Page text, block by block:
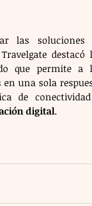
las soluciones
destacó
que permite a
en una sola
de
digital.